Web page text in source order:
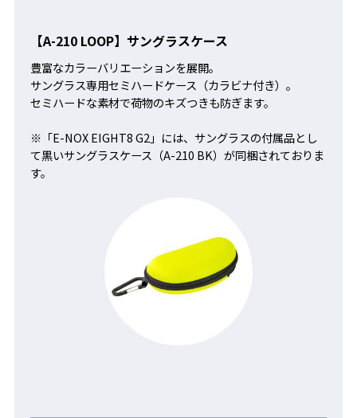
【A-210 LOOP】サングラスケース
豊富なカラーバリエーションを展開。
サングラス専用セミハードケース（カラビナ付き）。
セミハードな素材で荷物のキズつきも防ぎます。
※「E-NOX EIGHT8 G2」には、サングラスの付属品とし
て黒いサングラスケース（A-210 BK）が同梱されておりま
す。